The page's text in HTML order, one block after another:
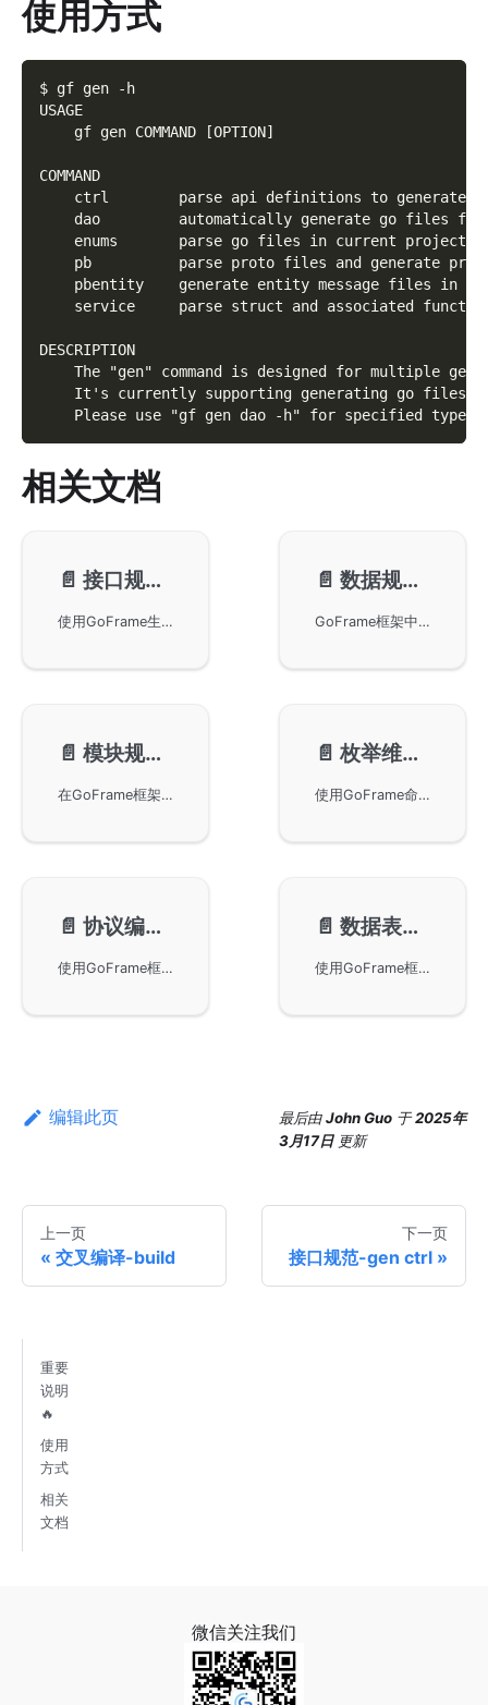
使用方式
$ gf gen -h
USAGE
    gf gen COMMAND [OPTION]
COMMAND
ctrl        parse api definitions to generate
dao         automatically generate go files
enums       parse go files in current project
pb          parse proto files and generate
pbentity    generate entity message files in
service     parse struct and associated
DESCRIPTION
The "gen" command is designed for multiple
It's currently supporting generating go files
Please use "gf gen dao -h" for specified type
相关文档
📄️ 接口规范-gen ctrl
使用GoFrame生成API接口的控制器和SDK代码，从而帮助开发者减少重复性的代码工作，规范API与控制器的代码结构，提高多人协作开发的效率。此外，还提供了生成HTTP SDK代码的功能，方便内部和外部服务的调用。使用命令行模式和自动生成模式两种方式进行代码生成，并提供了详细的命令参数说明和使用示例。
📄️ 数据规范-gen dao
GoFrame框架中gen dao命令的使用方法与参数配置。gen dao命令是生成数据访问对象、数据转化模型及实体数据模型的关键工具，支持通过命令行参数和配置文件进行详细配置，适用于多种数据库类型。通过对命令选项的灵活使用，可以满足不同项目的代码生成需求，确保工程设计规范的落地执行。
📄️ 模块规范-gen service
在GoFrame框架中对业务逻辑进行封装管理，通过生成模块接口定义和注册代码来简化业务逻辑与接口分离的实现过程。通过逻辑与接口的结构化编码提高模块透明性，并避免循环依赖。提供手动与自动两种实现模式，适用于不同开发环境。
📄️ 枚举维护-gen enums
使用GoFrame命令行工具来维护和生成枚举值信息，特别是针对OpenAPIv3文档中的枚举值参数。通过解析源代码自动生成和加载枚举值，降低手工维护的成本，提高开发效率，并增强后端与前端的协作。
📄️ 协议编译-gen pb
使用GoFrame框架中的命令行工具来编译proto文件，生成相应的protobuf Go文件和控制器文件。通过gf gen pb命令，用户可以设置不同的路径以存储生成的接口和控制器文件，满足项目工程的需求。同时，本文还列出了该命令的使用指南和注意事项，以便于开发者更好地使用这个功能。
📄️ 数据表PB-gen pbentity
使用GoFrame框架的命令行工具gf来根据数据库表生成proto数据结构文件pbentity。包括命令使用方法、选项配置及其说明，以及与gen dao模块中生成的entity文件的区别。适用于HTTP和GRPC服务的数据实体结构生成，支持多种数据库的生成规则配置。
编辑此页 最后由John Guo 于2025年
3月17日 更新
上一页
交叉编译-build
下一页
接口规范-gen ctrl
重要
说明
🔥
使用
方式
相关
文档
微信关注我们